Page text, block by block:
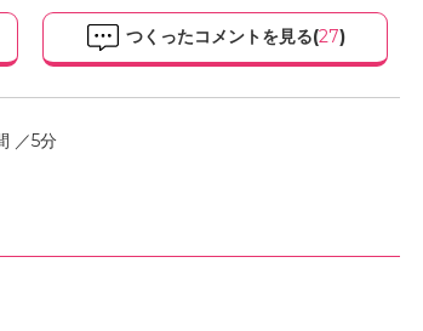
つくったコメントを見る(27)
／5分